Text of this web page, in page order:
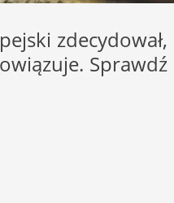
zdecydował,
Sprawdź